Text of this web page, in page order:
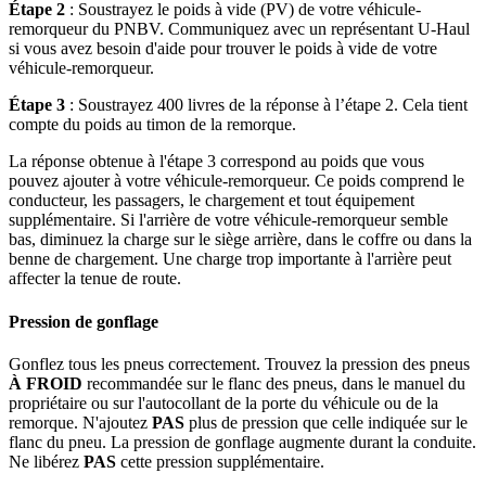
Étape 2 : Soustrayez le poids à vide (PV) de votre véhicule-
remorqueur du PNBV. Communiquez avec un représentant U-Haul
si vous avez besoin d'aide pour trouver le poids à vide de votre
véhicule-remorqueur.
Étape 3 : Soustrayez 400 livres de la réponse à l’étape 2. Cela tient
compte du poids au timon de la remorque.
La réponse obtenue à l'étape 3 correspond au poids que vous
pouvez ajouter à votre véhicule-remorqueur. Ce poids comprend le
conducteur, les passagers, le chargement et tout équipement
supplémentaire. Si l'arrière de votre véhicule-remorqueur semble
bas, diminuez la charge sur le siège arrière, dans le coffre ou dans la
benne de chargement. Une charge trop importante à l'arrière peut
affecter la tenue de route.
Pression de gonflage
Gonflez tous les pneus correctement. Trouvez la pression des pneus
À FROID recommandée sur le flanc des pneus, dans le manuel du
propriétaire ou sur l'autocollant de la porte du véhicule ou de la
remorque. N'ajoutez PAS plus de pression que celle indiquée sur le
flanc du pneu. La pression de gonflage augmente durant la conduite.
Ne libérez PAS cette pression supplémentaire.